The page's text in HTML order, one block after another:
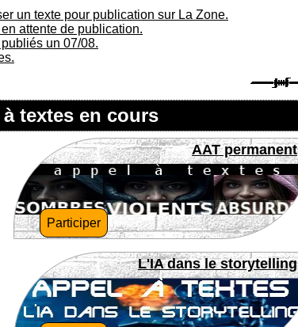
un texte pour publication sur La Zone.
attente de publication.
un 07/08.
textes en cours
AAT permanent
Participer
L'IA dans le storytelling